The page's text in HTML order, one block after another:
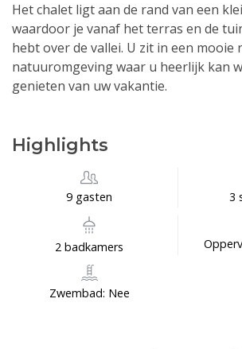
Het chalet ligt aan de rand van een
waardoor je vanaf het terras en de
hebt over de vallei. U zit in een mooie
natuuromgeving waar u heerlijk kan
genieten van uw vakantie.
Highlights
9 gasten 3
2 badkamers
Zwembad: Nee